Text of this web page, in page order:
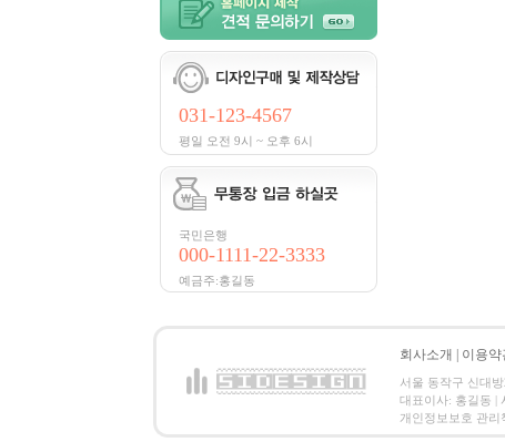
031-123-4567
평일 오전 9시 ~ 오후 6시
국민은행
000-1111-22-3333
예금주:홍길동
회사소개 이용약
서울 동작구 신대
대표이사: 홍길동 |
개인정보보호 관리